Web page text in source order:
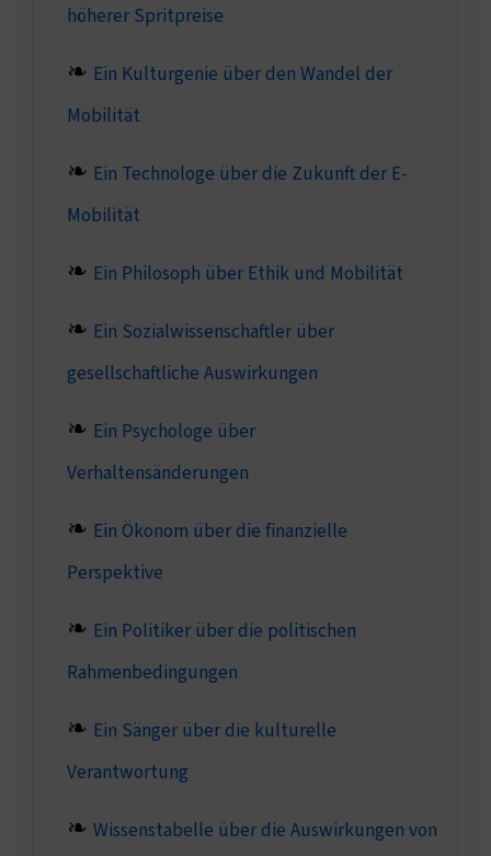
höherer Spritpreise
Ein Kulturgenie über den Wandel der
Mobilität
Ein Technologe über die Zukunft der E-
Mobilität
Ein Philosoph über Ethik und Mobilität
Ein Sozialwissenschaftler über
gesellschaftliche Auswirkungen
Ein Psychologe über
Verhaltensänderungen
Ein Ökonom über die finanzielle
Perspektive
Ein Politiker über die politischen
Rahmenbedingungen
Ein Sänger über die kulturelle
Verantwortung
Wissenstabelle über die Auswirkungen von